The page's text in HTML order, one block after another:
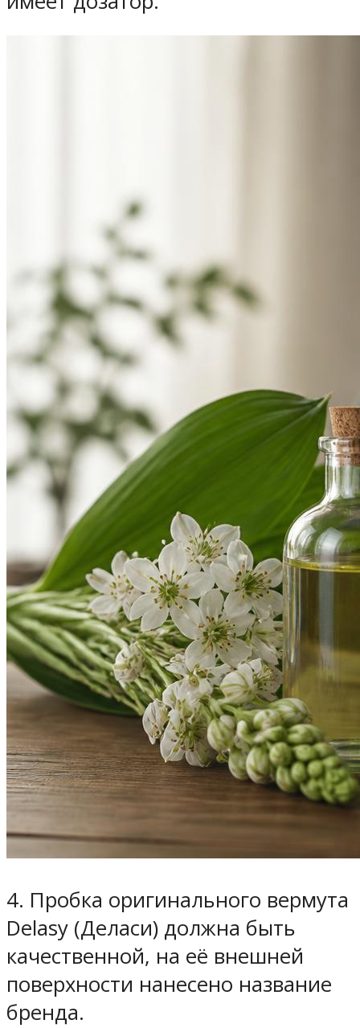
4. Пробка оригинального вермута
Delasy (Деласи) должна быть
качественной, на её внешней
поверхности нанесено название
бренда.